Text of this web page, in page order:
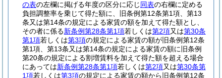
の表の左欄に掲げる年度の区分に応じ同表の右欄に定める
負担調整率を乗じて得た額に、旧条例第12条第1項、第13
条又は第14条の規定による家賃の額を加えて得た額とし、
その者に係る新条例第28条第1項若しくは第2項又は第30条
第1項若しくは第3項の規定による家賃の額が旧条例第12条
第1項、第13条又は第14条の規定による家賃の額に旧条例
第20条の規定による割増賃料を加えて得た額を超える場合
にあっては新条例第28条第1項若しくは第2項又は第30条第
1項若しくは第3項の規定による家賃の額から旧条例第12条